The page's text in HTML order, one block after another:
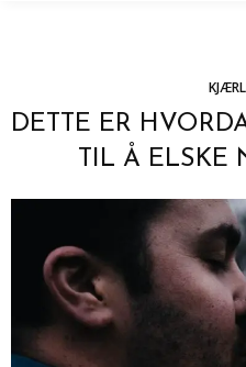
DETTE ER
TIL Å ELSKE